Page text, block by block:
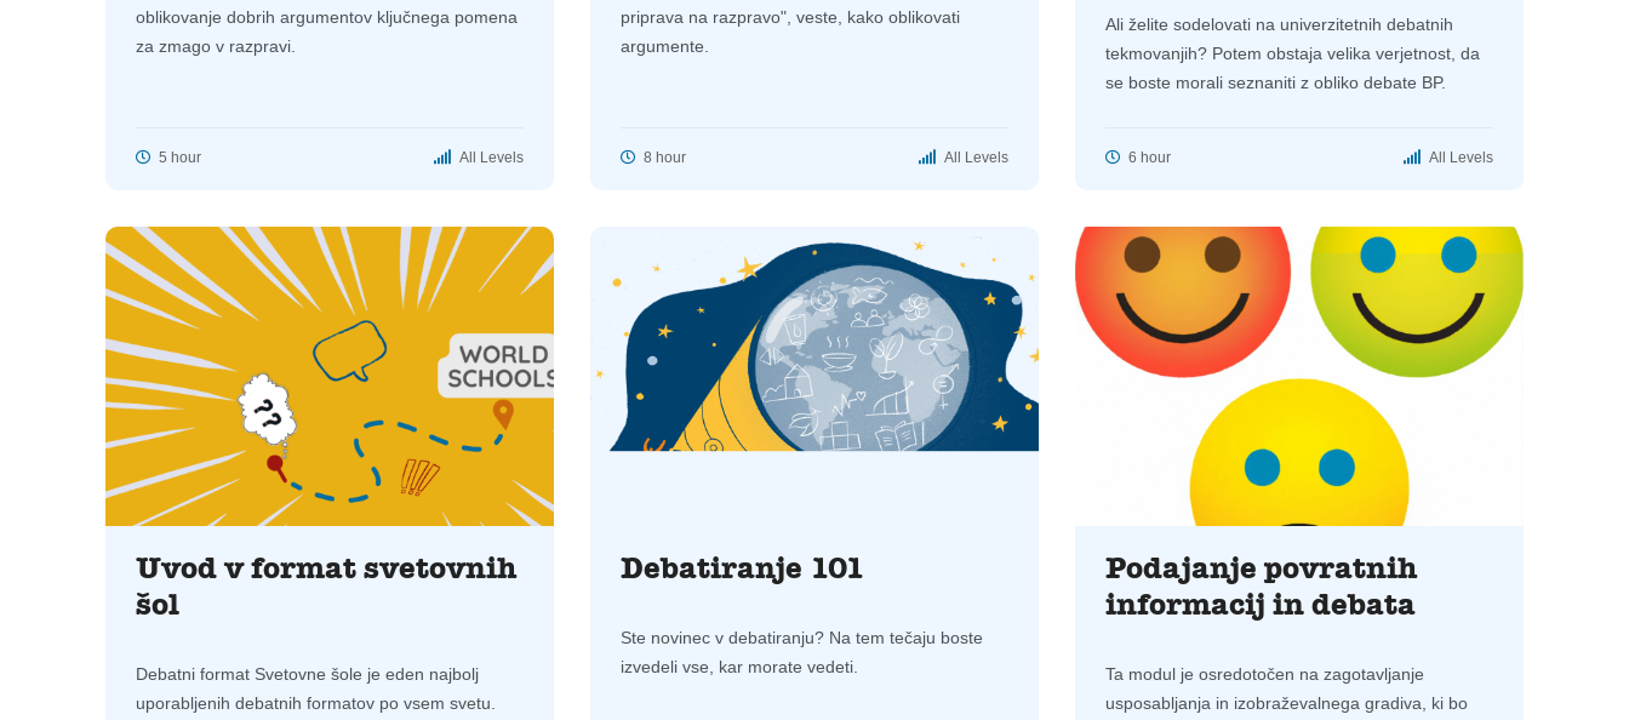
oblikovanje dobrih argumentov ključnega pomena
za zmago v razpravi.
5 hour All Levels
priprava na razpravo", veste, kako oblikovati
argumente.
8 hour All Levels
Ali želite sodelovati na univerzitetnih debatnih
tekmovanjih? Potem obstaja velika verjetnost, da
se boste morali seznaniti z obliko debate BP.
6 hour All Levels
Uvod v format svetovnih
šol
Debatni format Svetovne šole je eden najbolj
uporabljenih debatnih formatov po vsem svetu.
Debatiranje 101
Ste novinec v debatiranju? Na tem tečaju boste
izvedeli vse, kar morate vedeti.
Podajanje povratnih
informacij in debata
Ta modul je osredotočen na zagotavljanje
usposabljanja in izobraževalnega gradiva, ki bo